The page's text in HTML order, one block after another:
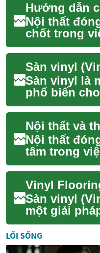
Nội thất
chốt trong
nhận và
căn nhà. Từ
đến hệ ...
Sàn vinyl là
phổ biến
gian sống
tính linh
dạng về m...
Nội thất
tâm trong
gian sống
hòa. Từ ghế
tủ ...
Sàn vinyl
một giải
nhiều
nhờ đặc tính
dáng,...
LỐI SỐNG